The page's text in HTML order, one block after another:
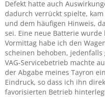
Defekt hatte auch
dadurch verrückt spielte,
und dem häufigen Hinweis,
sei. Eine neue Batterie
Vormittag habe ich den
scheinen behoben, jedenfalls
VAG-Servicebetrieb machte
der Abgabe meines Tayron
Eindruck, so dass ich ihn
favorisierten Betrieb